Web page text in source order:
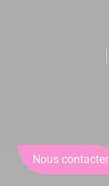
Nous contacter